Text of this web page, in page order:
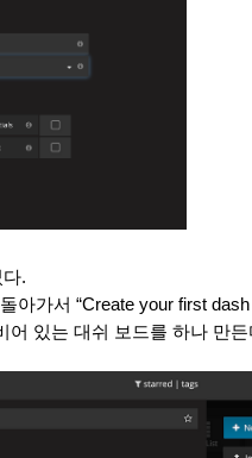
.
가서 “Create your first dash
어 있는 대쉬 보드를 하나 만든